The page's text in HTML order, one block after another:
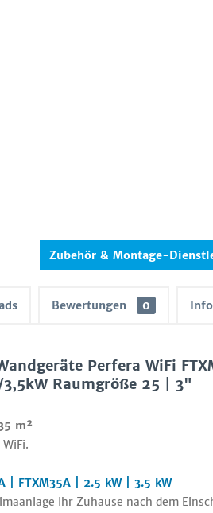
Zubehör & Montage-
Bewertungen 0
Perfera WiFi
Raumgröße 25 | 3"
m²
| FTXM35A | 2.5 kW | 3.5 kW
Ihr Zuhause nach dem